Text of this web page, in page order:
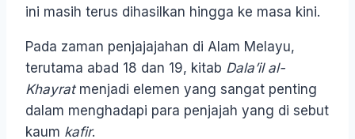
ini masih terus dihasilkan hingga ke masa kini.
Pada zaman penjajajahan di Alam Melayu,
terutama abad 18 dan 19, kitab Dala’il al-
Khayratmenjadi elemen yang sangat penting
dalam menghadapi para penjajah yang di sebut
kaum kafir.